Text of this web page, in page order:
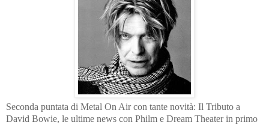
Seconda puntata di Metal On Air con tante novità: Il Tributo a
David Bowie, le ultime news con Philm e Dream Theater in primo